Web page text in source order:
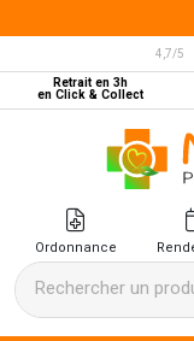
4,7/5
Retrait en 3h
en Click & Collect
Ordonnance